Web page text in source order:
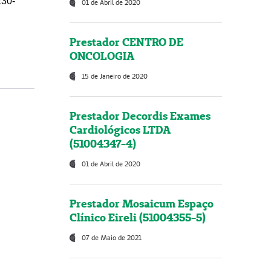
01 de Abril de 2020
Prestador CENTRO DE
ONCOLOGIA
15 de Janeiro de 2020
Prestador Decordis Exames
Cardiológicos LTDA
(51004347-4)
01 de Abril de 2020
Prestador Mosaicum Espaço
Clínico Eireli (51004355-5)
07 de Maio de 2021